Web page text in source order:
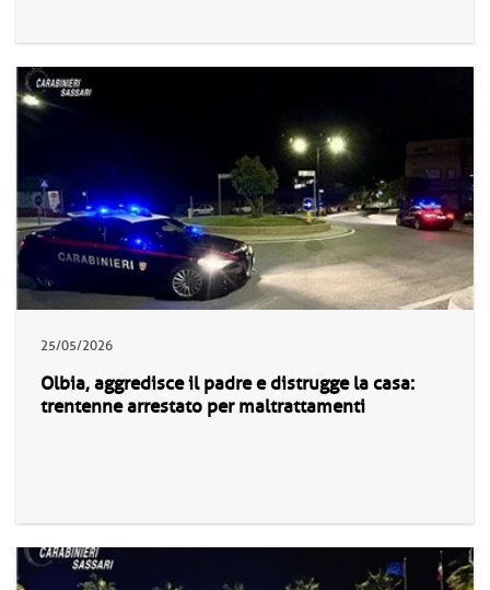
25/05/2026
Olbia, aggredisce il padre e distrugge la casa:
trentenne arrestato per maltrattamenti